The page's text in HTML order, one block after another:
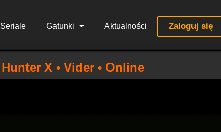
Seriale Gatunki Aktualności Zaloguj się
Hunter X • Vider • Online